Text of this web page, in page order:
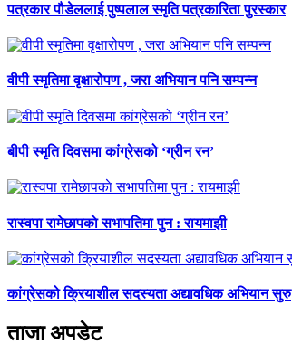
पत्रकार पौडेललाई पुष्पलाल स्मृति पत्रकारिता पुरस्कार
वीपी स्मृतिमा वृक्षारोपण , जरा अभियान पनि सम्पन्न
बीपी स्मृति दिवसमा कांग्रेसको ‘ग्रीन रन’
रास्वपा रामेछापकाे सभापतिमा पुन : रायमाझी
कांग्रेसको क्रियाशील सदस्यता अद्यावधिक अभियान सुरु
ताजा अपडेट